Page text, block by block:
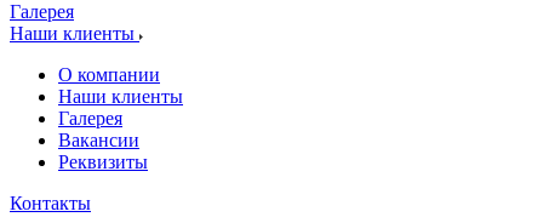
Галерея
Наши клиенты
О компании
Наши клиенты
Галерея
Вакансии
Реквизиты
Контакты